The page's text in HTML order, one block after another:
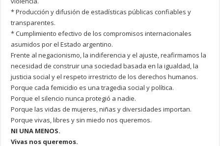
* Producción y difusión de estadísticas públicas confiables y
transparentes.
* Cumplimiento efectivo de los compromisos internacionales
asumidos por el Estado argentino.
Frente al negacionismo, la indiferencia y el ajuste, reafirmamos la
necesidad de construir una sociedad basada en la igualdad, la
justicia social y el respeto irrestricto de los derechos humanos.
Porque cada femicidio es una tragedia social y política.
Porque el silencio nunca protegió a nadie.
Porque las vidas de mujeres, niñas y diversidades importan.
Porque vivas, libres y sin miedo nos queremos.
NI UNA MENOS.
Vivas nos queremos.